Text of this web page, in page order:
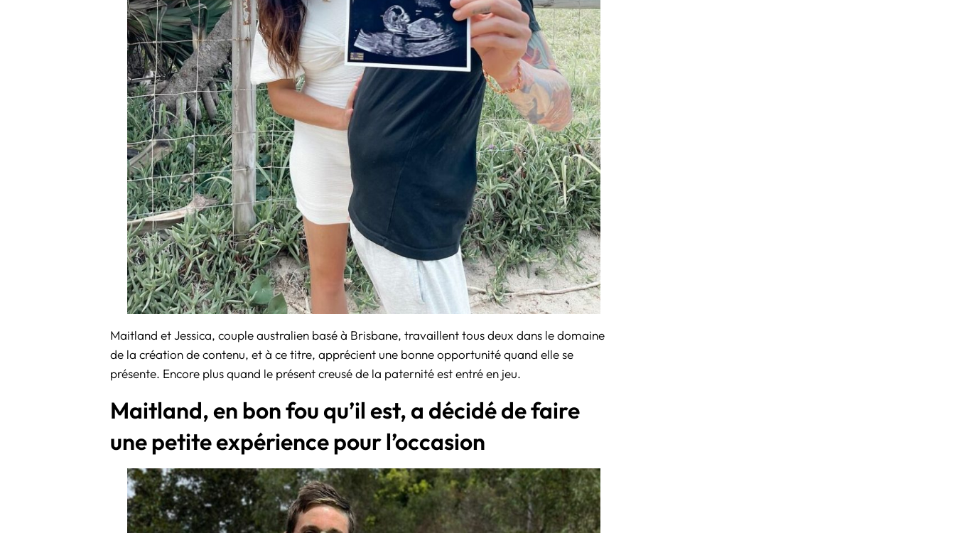
Maitland et Jessica, couple australien basé à Brisbane, travaillent tous deux dans le domaine
de la création de contenu, et à ce titre, apprécient une bonne opportunité quand elle se
présente. Encore plus quand le présent creusé de la paternité est entré en jeu.
Maitland, en bon fou qu’il est, a décidé de faire
une petite expérience pour l’occasion